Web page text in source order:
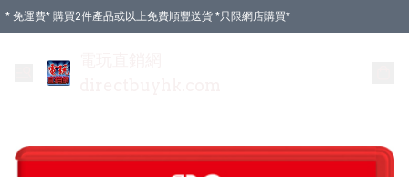
* 免運費* 購買2件產品或以上免費順豐送貨 *只限網店購買*